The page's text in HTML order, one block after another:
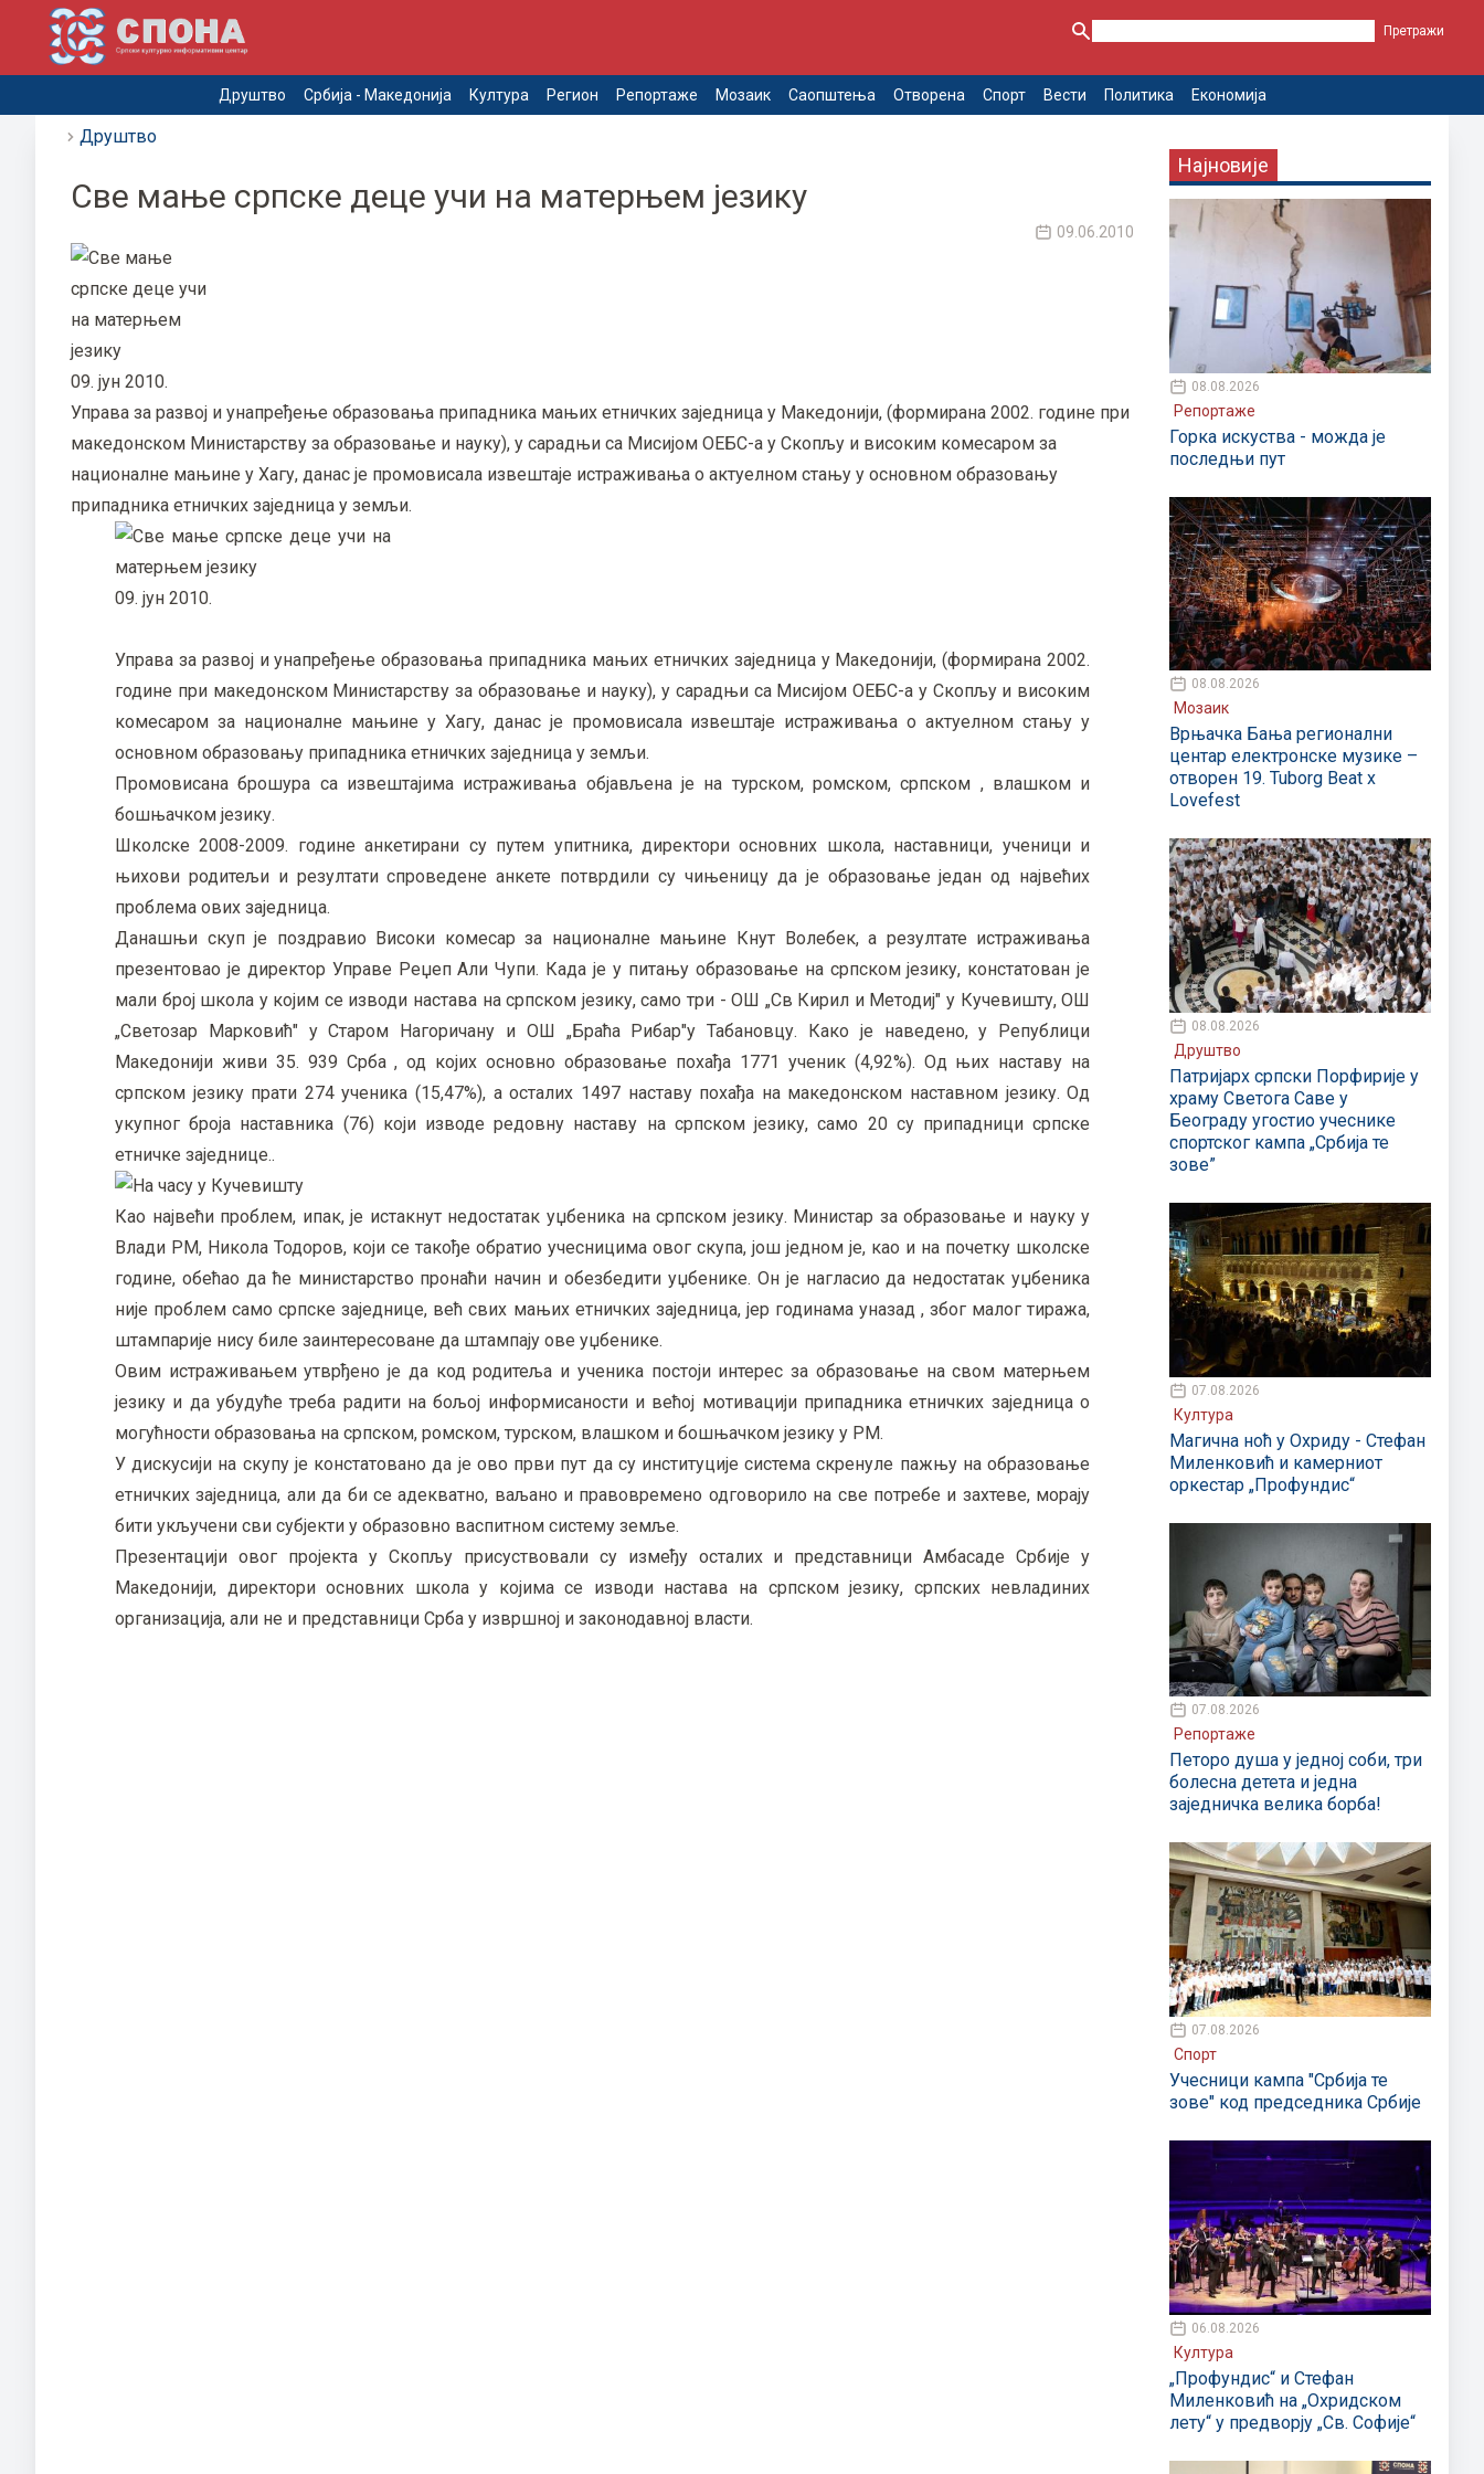
Друштво Србија - Македонија Култура Регион Репортаже Мозаик Саопштења Отворена Спорт Вести Политика Економија
Друштво
Све мање српске деце учи на матерњем језику
09.06.2010
09. јун 2010.
Управа за развој и унапређење образовања припадника мањих етничких заједница у Македонији, (формирана 2002. године при
македонском Министарству за образовање и науку), у сарадњи са Мисијом ОЕБС-а у Скопљу и високим комесаром за
националне мањине у Хагу, данас је промовисала извештаје истраживања о актуелном стању у основном образовању
припадника етничких заједница у земљи.
09. јун 2010.
Управа за развој и унапређење образовања припадника мањих етничких заједница у Македонији, (формирана 2002.
године при македонском Министарству за образовање и науку), у сарадњи са Мисијом ОЕБС-а у Скопљу и високим
комесаром за националне мањине у Хагу, данас је промовисала извештаје истраживања о актуелном стању у
основном образовању припадника етничких заједница у земљи.
Промовисана брошура са извештајима истраживања објављена је на турском, ромском, српском , влашком и
бошњачком језику.
Школске 2008-2009. године анкетирани су путем упитника, директори основних школа, наставници, ученици и
њихови родитељи и резултати спроведене анкете потврдили су чињеницу да је образовање један од највећих
проблема ових заједница.
Данашњи скуп је поздравио Високи комесар за националне мањине Кнут Волебек, а резултате истраживања
презентовао је директор Управе Реџеп Али Чупи. Када је у питању образовање на српском језику, констатован је
мали број школа у којим се изводи настава на српском језику, само три - ОШ „Св Кирил и Методиј" у Кучевишту, ОШ
„Светозар Марковић" у Старом Нагоричану и ОШ „Браћа Рибар"у Табановцу. Како је наведено, у Републици
Македонији живи 35. 939 Срба , од којих основно образовање похађа 1771 ученик (4,92%). Од њих наставу на
српском језику прати 274 ученика (15,47%), а осталих 1497 наставу похађа на македонском наставном језику. Од
укупног броја наставника (76) који изводе редовну наставу на српском језику, само 20 су припадници српске
етничке заједнице..
Као највећи проблем, ипак, је истакнут недостатак уџбеника на српском језику. Министар за образовање и науку у
Влади РМ, Никола Тодоров, који се такође обратио учесницима овог скупа, још једном је, као и на почетку школске
године, обећао да ће министарство пронаћи начин и обезбедити уџбенике. Он је нагласио да недостатак уџбеника
није проблем само српске заједнице, већ свих мањих етничких заједница, јер годинама уназад , због малог тиража,
штампарије нису биле заинтересоване да штампају ове уџбенике.
Овим истраживањем утврђено је да код родитеља и ученика постоји интерес за образовање на свом матерњем
језику и да убудуће треба радити на бољој информисаности и већој мотивацији припадника етничких заједница о
могућности образовања на српском, ромском, турском, влашком и бошњачком језику у РМ.
У дискусији на скупу је констатовано да је ово први пут да су институције система скренуле пажњу на образовање
етничких заједница, али да би се адекватно, ваљано и правовремено одговорило на све потребе и захтеве, морају
бити укључени сви субјекти у образовно васпитном систему земље.
Презентацији овог пројекта у Скопљу присуствовали су између осталих и представници Амбасаде Србије у
Македонији, директори основних школа у којима се изводи настава на српском језику, српских невладиних
организација, али не и представници Срба у извршној и законодавној власти.
Најновије
08.08.2026
Репортаже
Горка искуства - можда је
последњи пут
08.08.2026
Мозаик
Врњачка Бања регионални
центар електронске музике –
отворен 19. Tuborg Beat x
Lovefest
08.08.2026
Друштво
Патријарх српски Порфирије у
храму Светога Саве у
Београду угостио учеснике
спортског кампа „Србија те
зове”
07.08.2026
Култура
Магична ноћ у Охриду - Стефан
Миленковић и камерниот
оркестар „Профундис“
07.08.2026
Репортаже
Петоро душа у једној соби, три
болесна детета и једна
заједничка велика борба!
07.08.2026
Спорт
Учесници кампа "Србија те
зове" код председника Србије
06.08.2026
Култура
„Профундис“ и Стефан
Миленковић на „Охридском
лету“ у предворју „Св. Софије“